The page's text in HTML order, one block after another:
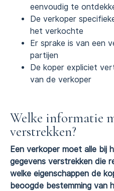
eenvoudig te
De verkoper
het verkochte
Er sprake is van een
partijen
De koper expliciet
van de verkoper
Welke informatie
verstrekken?
Een verkoper moet alle bij
gegevens verstrekken die
welke eigenschappen de
beoogde bestemming van